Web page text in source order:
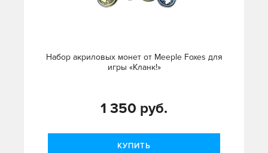
Набор акриловых монет от Meeple Foxes для
игры «Кланк!»
1 350 руб.
КУПИТЬ